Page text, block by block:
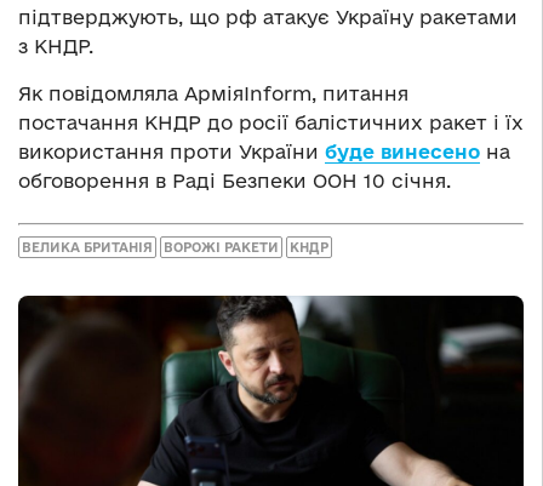
підтверджують, що рф атакує Україну ракетами
з КНДР.
Як повідомляла АрміяInform, питання
постачання КНДР до росії балістичних ракет і їх
використання проти України буде винесено на
обговорення в Раді Безпеки ООН 10 січня.
ВЕЛИКА БРИТАНІЯ ВОРОЖІ РАКЕТИ КНДР